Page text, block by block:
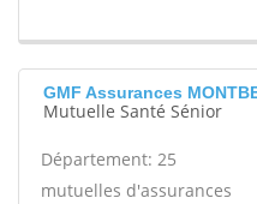
GMF Assurances
Mutuelle Santé Sénior
Département: 25
mutuelles d'assurances